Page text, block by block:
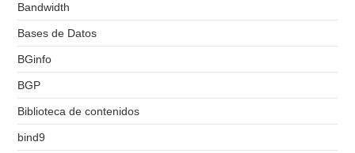
Bandwidth
Bases de Datos
BGinfo
BGP
Biblioteca de contenidos
bind9